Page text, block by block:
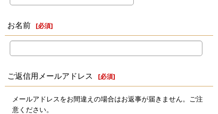
お名前 [必須]
ご返信用メールアドレス [必須]
メールアドレスをお間違えの場合はお返事が届きません。ご注
意ください。